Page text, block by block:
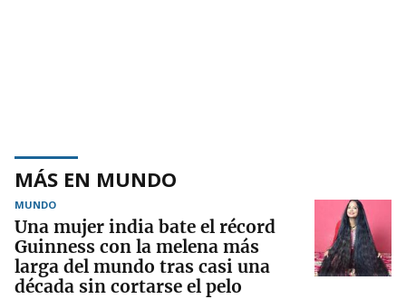
MÁS EN MUNDO
MUNDO
Una mujer india bate el récord
Guinness con la melena más
larga del mundo tras casi una
década sin cortarse el pelo